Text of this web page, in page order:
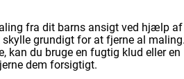
fra dit barns ansigt ved hjælp af
grundigt for at fjerne al
kan du bruge en fugtig klud eller en
dem forsigtigt.